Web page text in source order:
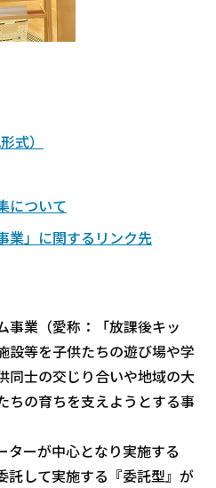
式）
について
業」に関するリンク先
事業（愛称：「放課後キッ
設等を子供たちの遊び場や学
同士の交じり合いや地域の大
ちの育ちを支えようとする事
ターが中心となり実施する
託して実施する『委託型』が